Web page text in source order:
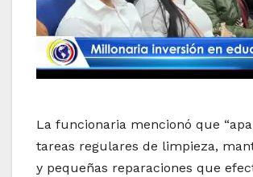
La funcionaria mencionó que
tareas regulares de limpieza,
y pequeñas reparaciones que